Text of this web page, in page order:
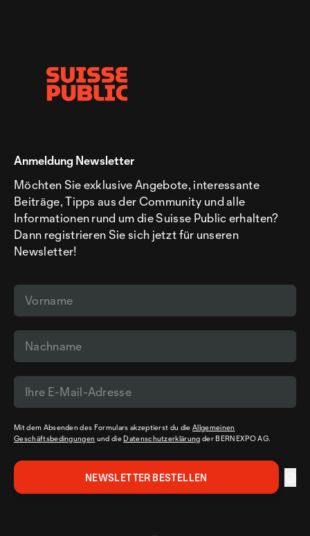
Anmeldung Newsletter
Möchten Sie exklusive Angebote, interessante
Beiträge, Tipps aus der Community und alle
Informationen rund um die Suisse Public erhalten?
Dann registrieren Sie sich jetzt für unseren
Newsletter!
Mit dem Absenden des Formulars akzeptierst du dieAllgemeinen
Geschäftsbedingungen und die Datenschutzerklärung der BERNEXPO AG.